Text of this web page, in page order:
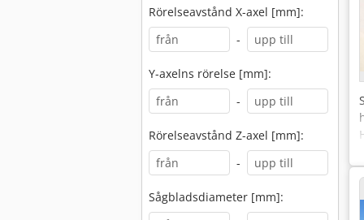
Rörelseavstånd X-axel [mm]:
-
Y-axelns rörelse [mm]:
-
Rörelseavstånd Z-axel [mm]:
-
Sågbladsdiameter [mm]: